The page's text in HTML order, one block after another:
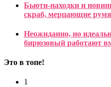
Бьюти-находки и
скраб, мерцающие
Неожиданно, но
бирюзовый работают
Это в топе!
1